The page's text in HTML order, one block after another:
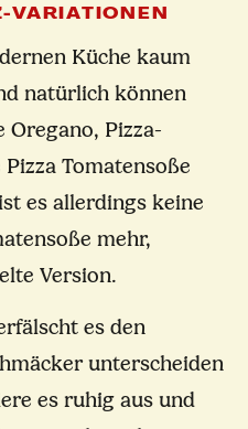
VARIATIONEN
Küche kaum
natürlich können
Oregano, Pizza-
Tomatensoße
es allerdings keine
mehr,
Version.
es den
unterscheiden
es ruhig aus und